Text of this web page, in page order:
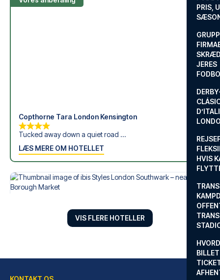
PRIS,
JERES
HVIS
om en fodboldtur.
Copthorne Tara London Kensington
Tucked away down a quiet road ...
LÆS MERE OM HOTELLET
VIS FLERE HOTELLER